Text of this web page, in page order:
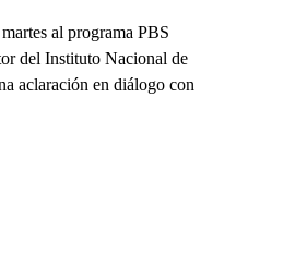
al programa PBS
del Instituto Nacional de
aclaración en diálogo con